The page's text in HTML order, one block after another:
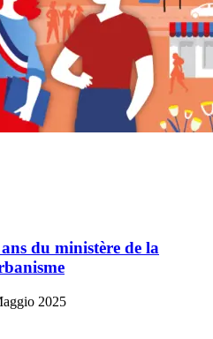
du ministère de la
2025